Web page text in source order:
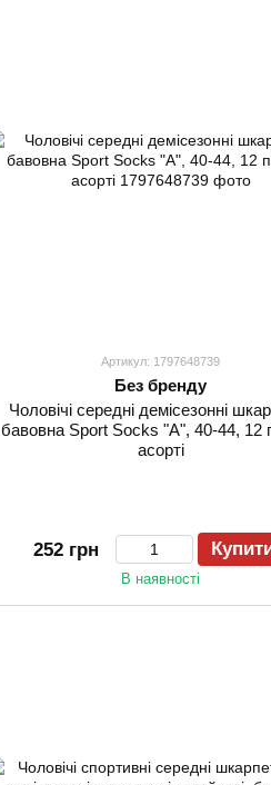
Артикул: 1797648739
Без бренду
Чоловічі середні демісезонні
бавовна Sport Socks "А", 40-44, 12
асорті
252 грн
В наявності